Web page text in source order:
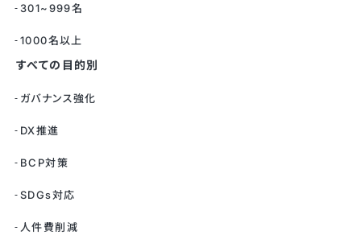
301~999名
1000名以上
すべての目的別
ガバナンス強化
DX推進
BCP対策
SDGs対応
人件費削減